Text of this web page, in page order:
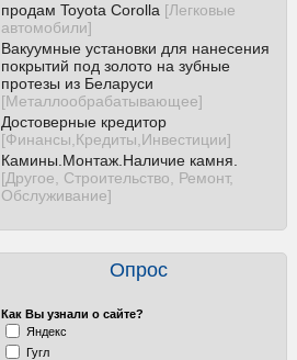
продам Toyota Corolla [Легковые
автомобили]
Вакуумные установки для нанесения
покрытий под золото на зубные
протезы из Беларуси
[Металлообрабатывающее]
Достоверные кредитор
[Финансы,Кредиты,Инвестиции]
Камины.Монтаж.Наличие камня.
[Другое, Строительство, Ремонт,
Обслуживание]
Опрос
Как Вы узнали о сайте?
Яндекс
Гугл